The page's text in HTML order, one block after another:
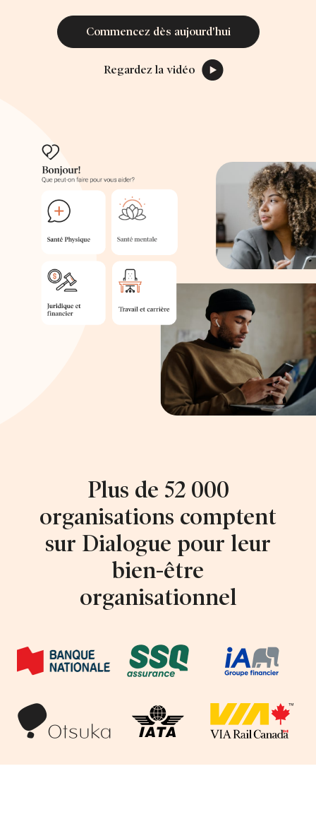
Commencez dès aujourd'hui
Regardez la vidéo
Plus de 52 000
organisations comptent
sur Dialogue pour leur
bien-être
organisationnel